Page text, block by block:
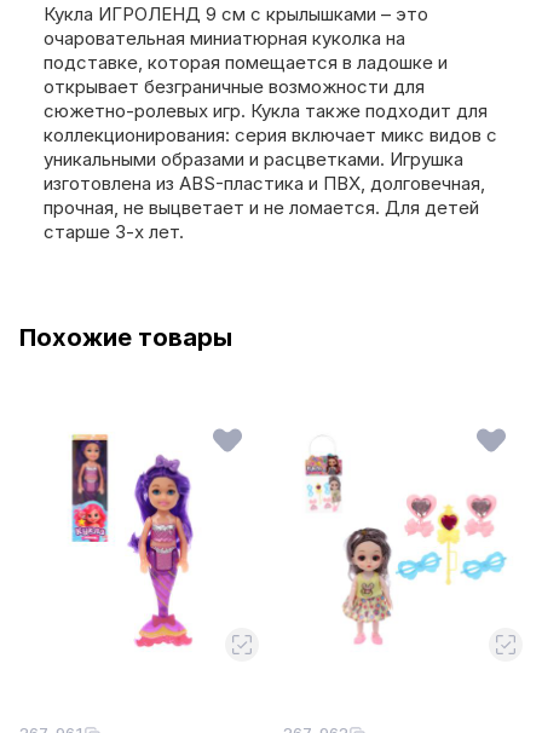
Кукла ИГРОЛЕНД 9 см с крылышками – это
очаровательная миниатюрная куколка на
подставке, которая помещается в ладошке и
открывает безграничные возможности для
сюжетно-ролевых игр. Кукла также подходит для
коллекционирования: серия включает микс видов с
уникальными образами и расцветками. Игрушка
изготовлена из ABS-пластика и ПВХ, долговечная,
прочная, не выцветает и не ломается. Для детей
старше 3-х лет.
Похожие товары